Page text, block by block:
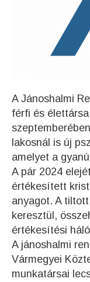
A Jánoshalmi
férfi és
lakosnál is új
amelyet a
A pár 2024
értékesített
anyagot. A
keresztül,
értékesítési
A jánoshalmi
Vármegyei
munkatársai